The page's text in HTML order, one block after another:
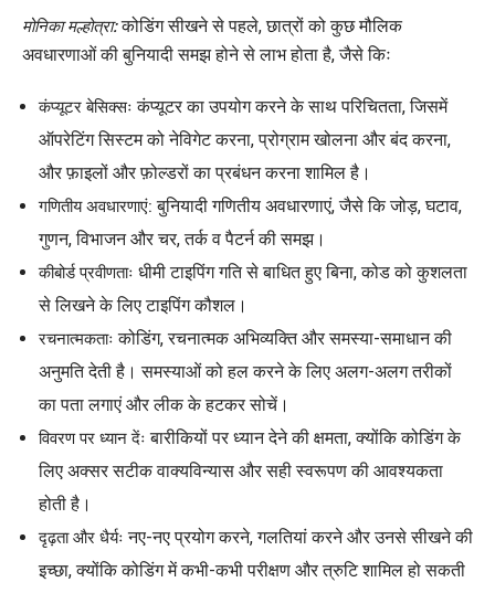
मोनिका मल्होत्रा:कोडिंग सीखने से पहले, छात्रों को कुछ मौलिक
अवधारणाओं की बुनियादी समझ होने से लाभ होता है, जैसे किः
कंप्यूटर बेसिक्सः कंप्यूटर का उपयोग करने के साथ परिचितता, जिसमें
ऑपरेटिंग सिस्टम को नेविगेट करना, प्रोग्राम खोलना और बंद करना,
और फ़ाइलों और फ़ोल्डरों का प्रबंधन करना शामिल है।
गणितीय अवधारणाएं: बुनियादी गणितीय अवधारणाएं, जैसे कि जोड़, घटाव,
गुणन, विभाजन और चर, तर्क व पैटर्न की समझ।
कीबोर्ड प्रवीणताः धीमी टाइपिंग गति से बाधित हुए बिना, कोड को कुशलता
से लिखने के लिए टाइपिंग कौशल।
रचनात्मकताः कोडिंग, रचनात्मक अभिव्यक्ति और समस्या-समाधान की
अनुमति देती है। समस्याओं को हल करने के लिए अलग-अलग तरीकों
का पता लगाएं और लीक के हटकर सोचें।
विवरण पर ध्यान देंः बारीकियों पर ध्यान देने की क्षमता, क्योंकि कोडिंग के
लिए अक्सर सटीक वाक्यविन्यास और सही स्वरूपण की आवश्यकता
होती है।
दृढ़ता और धैर्यः नए-नए प्रयोग करने, गलतियां करने और उनसे सीखने की
इच्छा, क्योंकि कोडिंग में कभी-कभी परीक्षण और त्रुटि शामिल हो सकती